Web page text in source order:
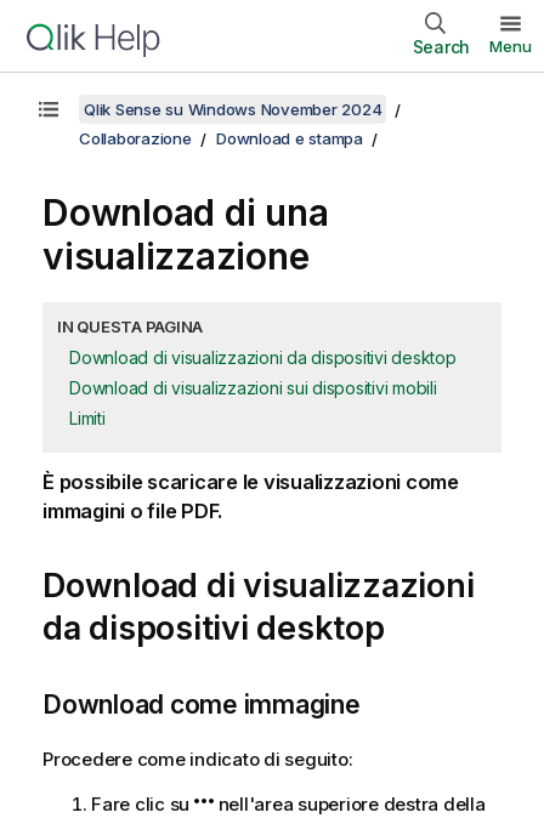
Search Menu
Qlik Sense su Windows November 2024
Collaborazione
Download e stampa
Download di una
visualizzazione
IN QUESTA PAGINA
Download di visualizzazioni da dispositivi desktop
Download di visualizzazioni sui dispositivi mobili
Limiti
È possibile scaricare le visualizzazioni come
immagini o file PDF.
Download di visualizzazioni
da dispositivi desktop
Download come immagine
Procedere come indicato di seguito:
Fare clic su
nell'area superiore destra della